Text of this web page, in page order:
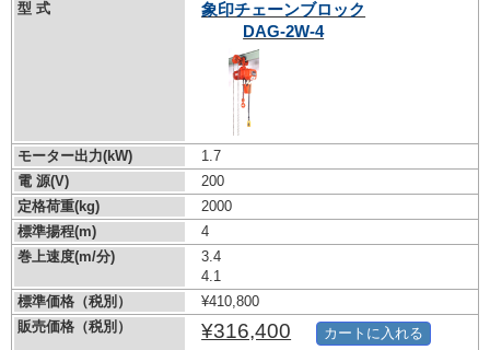
型 式
象印チェーンブロック
DAG-2W-4
モーター出力(kW)
1.7
電 源(V)
200
定格荷重(kg)
2000
標準揚程(m)
4
巻上速度(m/分)
3.4
4.1
標準価格（税別）
¥410,800
販売価格（税別）
¥316,400 カートに入れる